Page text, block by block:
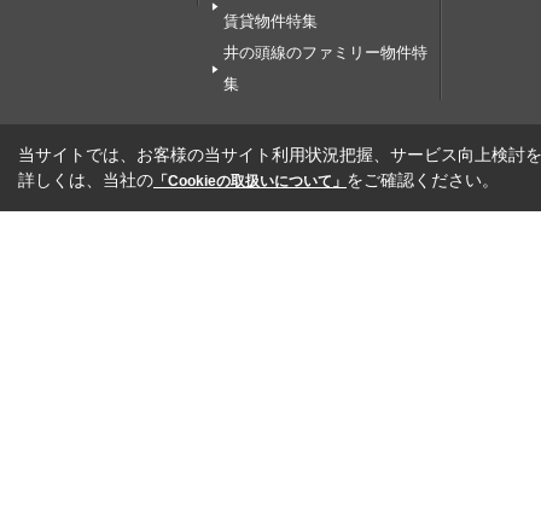
賃貸物件特集
井の頭線のファミリー物件特
集
当サイトでは、お客様の当サイト利用状況把握、サービス向上検討
詳しくは、当社の 「Cookieの取扱いについて」 をご確認ください。